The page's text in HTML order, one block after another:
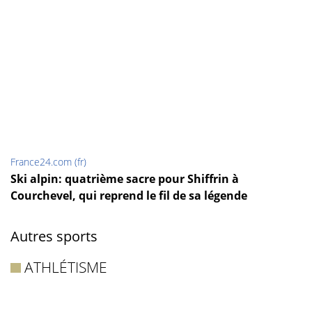
France24.com (fr)
Ski alpin: quatrième sacre pour Shiffrin à
Courchevel, qui reprend le fil de sa légende
Autres sports
ATHLÉTISME